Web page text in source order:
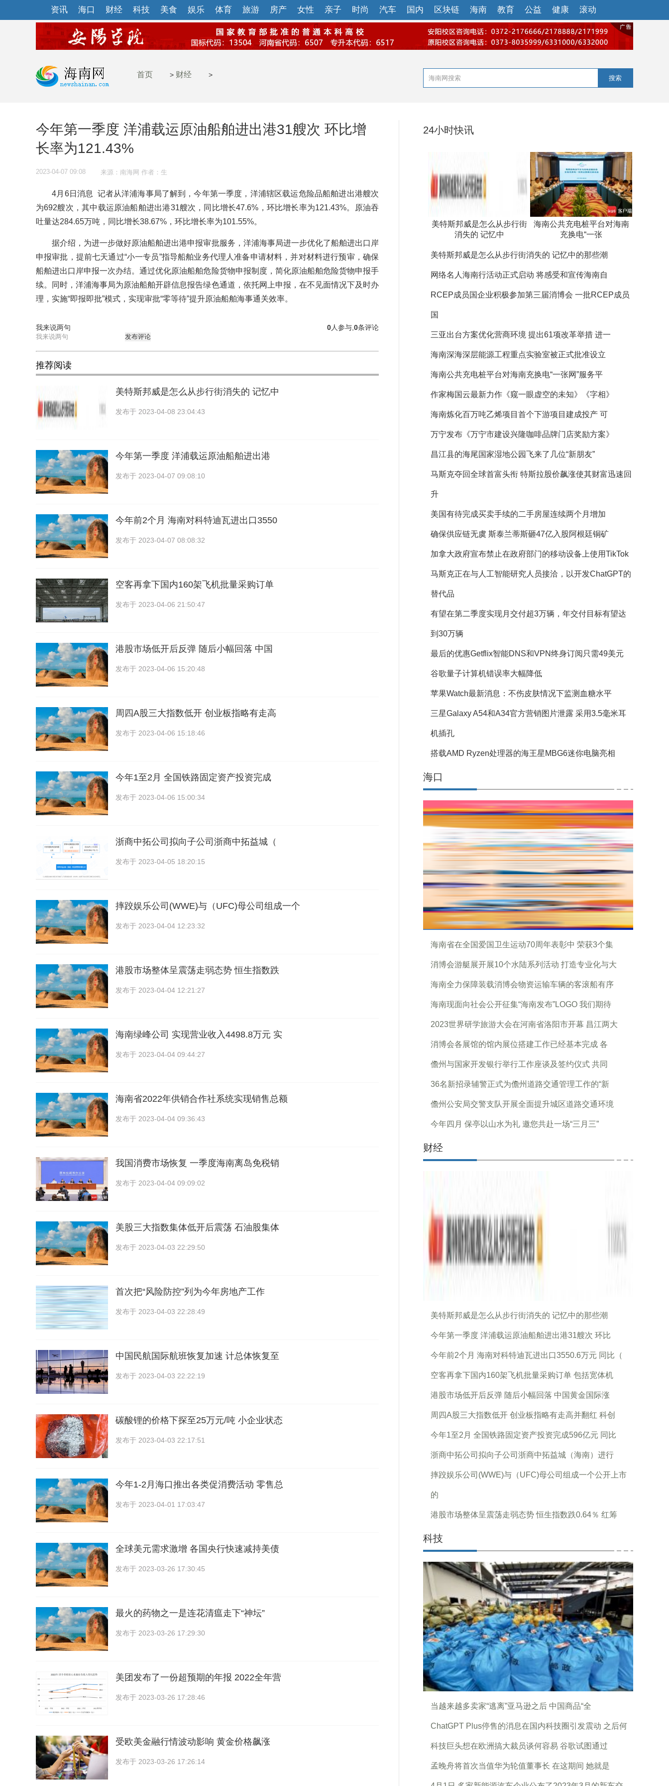
资讯 海口 财经 科技 美食 娱乐 体育 旅游 房产 女性 亲子 时尚 汽车 国内 区块链 海南 教育 公益 健康 滚动
首页 > 财经 > 搜索
今年第一季度 洋浦载运原油船舶进出港31艘次 环比增
长率为121.43%
2023-04-07 09:08 来源：南海网 作者：生
4月6日消息​ 记者从洋浦海事局了解到，今年第一季度，洋浦辖区载运危险品船舶进出港艘次
为692艘次，其中载运原油船舶进出港31艘次，同比增长47.6%，环比增长率为121.43%。原油吞
吐量达284.65万吨，同比增长38.67%，环比增长率为101.55%。
据介绍，为进一步做好原油船舶进出港申报审批服务，洋浦海事局进一步优化了船舶进出口岸
申报审批，提前七天通过“小一专员”指导船舶业务代理人准备申请材料，并对材料进行预审，确保
船舶进出口岸申报一次办结。通过优化原油船舶危险货物申报制度，简化原油船舶危险货物申报手
续。同时，洋浦海事局为原油船舶开辟信息报告绿色通道，依托网上申报，在不见面情况下及时办
理，实施“即报即批”模式，实现审批“零等待”提升原油船舶海事通关效率。
我来说两句 0条评论
0人参与,
发布评论
推荐阅读
美特斯邦威是怎么从步行街消失的 记忆中
发布于 2023-04-08 23:04:43
今年第一季度 洋浦载运原油船舶进出港
发布于 2023-04-07 09:08:10
今年前2个月 海南对科特迪瓦进出口3550
发布于 2023-04-07 08:08:32
空客再拿下国内160架飞机批量采购订单
发布于 2023-04-06 21:50:47
港股市场低开后反弹 随后小幅回落 中国
发布于 2023-04-06 15:20:48
周四A股三大指数低开 创业板指略有走高
发布于 2023-04-06 15:18:46
今年1至2月 全国铁路固定资产投资完成
发布于 2023-04-06 15:00:34
浙商中拓公司拟向子公司浙商中拓益城（
发布于 2023-04-05 18:20:15
摔跤娱乐公司(WWE)与（UFC)母公司组成一个
发布于 2023-04-04 12:23:32
港股市场整体呈震荡走弱态势 恒生指数跌
发布于 2023-04-04 12:21:27
海南绿峰公司 实现营业收入4498.8万元 实
发布于 2023-04-04 09:44:27
海南省2022年供销合作社系统实现销售总额
发布于 2023-04-04 09:36:43
我国消费市场恢复 一季度海南离岛免税销
发布于 2023-04-04 09:09:02
美股三大指数集体低开后震荡 石油股集体
发布于 2023-04-03 22:29:50
首次把“风险防控”列为今年房地产工作
发布于 2023-04-03 22:28:49
中国民航国际航班恢复加速 计总体恢复至
发布于 2023-04-03 22:22:19
碳酸锂的价格下探至25万元/吨 小企业状态
发布于 2023-04-03 22:17:51
今年1-2月海口推出各类促消费活动 零售总
发布于 2023-04-01 17:03:47
全球美元需求激增 各国央行快速减持美债
发布于 2023-03-26 17:30:45
最火的药物之一是连花清瘟走下“神坛”
发布于 2023-03-26 17:29:30
美团发布了一份超预期的年报 2022全年营
发布于 2023-03-26 17:28:46
受欧美金融行情波动影响 黄金价格飙涨
发布于 2023-03-26 17:26:14
24小时快讯
美特斯邦威是怎么从步行街
消失的 记忆中
海南公共充电桩平台对海南
充换电“一张
美特斯邦威是怎么从步行街消失的 记忆中的那些潮
网络名人海南行活动正式启动 将感受和宣传海南自
RCEP成员国企业积极参加第三届消博会 一批RCEP成员
国
三亚出台方案优化营商环境 提出61项改革举措 进一
海南深海深层能源工程重点实验室被正式批准设立
海南公共充电桩平台对海南充换电“一张网”服务平
作家梅国云最新力作《窥一眼虚空的未知》《字相》
海南炼化百万吨乙烯项目首个下游项目建成投产 可
万宁发布《万宁市建设兴隆咖啡品牌门店奖励方案》
昌江县的海尾国家湿地公园飞来了几位“新朋友”
马斯克夺回全球首富头衔 特斯拉股价飙涨使其财富迅速回
升
美国有待完成买卖手续的二手房屋连续两个月增加
确保供应链无虞 斯泰兰蒂斯砸47亿入股阿根廷铜矿
加拿大政府宣布禁止在政府部门的移动设备上使用TikTok
马斯克正在与人工智能研究人员接洽，以开发ChatGPT的
替代品
有望在第二季度实现月交付超3万辆，年交付目标有望达
到30万辆
最后的优惠Getflix智能DNS和VPN终身订阅只需49美元
谷歌量子计算机错误率大幅降低
苹果Watch最新消息：不伤皮肤情况下监测血糖水平
三星Galaxy A54和A34官方营销图片泄露 采用3.5毫米耳
机插孔
搭载AMD Ryzen处理器的海王星MBG6迷你电脑亮相
海口
海南省在全国爱国卫生运动70周年表彰中 荣获3个集
消博会游艇展开展10个水陆系列活动 打造专业化与大
海南全力保障装载消博会物资运输车辆的客滚船有序
海南现面向社会公开征集“海南发布”LOGO 我们期待
2023世界研学旅游大会在河南省洛阳市开幕 昌江两大
消博会各展馆的馆内展位搭建工作已经基本完成 各
儋州与国家开发银行举行工作座谈及签约仪式 共同
36名新招录辅警正式为儋州道路交通管理工作的“新
儋州公安局交警支队开展全面提升城区道路交通环境
今年四月 保亭以山水为礼 邀您共赴一场“三月三”
财经
美特斯邦威是怎么从步行街消失的 记忆中的那些潮
今年第一季度 洋浦载运原油船舶进出港31艘次 环比
今年前2个月 海南对科特迪瓦进出口3550.6万元 同比（
空客再拿下国内160架飞机批量采购订单 包括宽体机
港股市场低开后反弹 随后小幅回落 中国黄金国际涨
周四A股三大指数低开 创业板指略有走高并翻红 科创
今年1至2月 全国铁路固定资产投资完成596亿元 同比
浙商中拓公司拟向子公司浙商中拓益城（海南）进行
摔跤娱乐公司(WWE)与（UFC)母公司组成一个公开上市
的
港股市场整体呈震荡走弱态势 恒生指数跌0.64％ 红筹
科技
当越来越多卖家“逃离”亚马逊之后 中国商品“全
ChatGPT Plus停售的消息在国内科技圈引发震动 之后何
科技巨头想在欧洲搞大裁员谈何容易 谷歌试图通过
孟晚舟将首次当值华为轮值董事长 在这期间 她就是